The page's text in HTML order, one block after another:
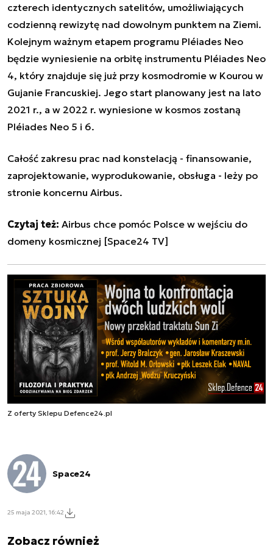
czterech identycznych satelitów, umożliwiających
codzienną rewizytę nad dowolnym punktem na Ziemi.
Kolejnym ważnym etapem programu Pléiades Neo
będzie wyniesienie na orbitę instrumentu Pléiades Neo
4, który znajduje się już przy kosmodromie w Kourou w
Gujanie Francuskiej. Jego start planowany jest na lato
2021 r., a w 2022 r. wyniesione w kosmos zostaną
Pléiades Neo 5 i 6.
Całość zakresu prac nad konstelacją - finansowanie,
zaprojektowanie, wyprodukowanie, obsługa - leży po
stronie koncernu Airbus.
Czytaj też: Airbus chce pomóc Polsce w wejściu do
domeny kosmicznej [Space24 TV]
Z oferty Sklepu Defence24.pl
Space24
25 maja 2021, 16:42
Zobacz również